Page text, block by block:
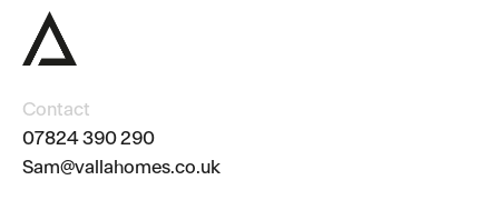
Contact
07824 390 290
Sam@vallahomes.co.uk